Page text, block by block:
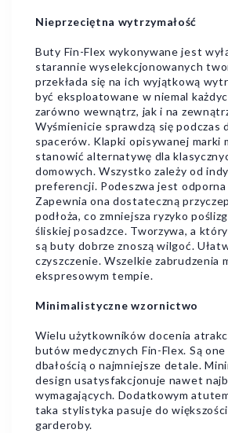
Nieprzeciętna wytrzymałość
Buty Fin-Flex wykonywane jest
starannie wyselekcjonowanych
przekłada się na ich wyjątkową
być eksploatowane w niemal
zarówno wewnątrz, jak i na
Wyśmienicie sprawdzą się podczas
spacerów. Klapki opisywanej marki
stanowić alternatywę dla
domowych. Wszystko zależy od
preferencji. Podeszwa jest odporna
Zapewnia ona dostateczną
podłoża, co zmniejsza ryzyko
śliskiej posadzce. Tworzywa, a
są buty dobrze znoszą wilgoć.
czyszczenie. Wszelkie zabrudzenia
ekspresowym tempie.
Minimalistyczne wzornictwo
Wielu użytkowników docenia
butów medycznych Fin-Flex. Są
dbałością o najmniejsze detale.
design usatysfakcjonuje nawet
wymagających. Dodatkowym
taka stylistyka pasuje do
garderoby.